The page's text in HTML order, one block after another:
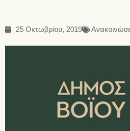
25 Οκτωβρίου, 2019